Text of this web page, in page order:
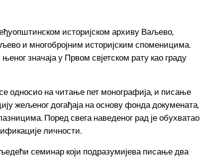
историјском архиву Ваљево,
и многобројним историјским споменицима.
значаја у Првом свјетском рату као граду
односио на читање пет монографија, и писање
жељеног догађаја на основу фонда докумената,
Поред свега наведеног рад је обухватао
личности.
семинар који подразумијева писање два